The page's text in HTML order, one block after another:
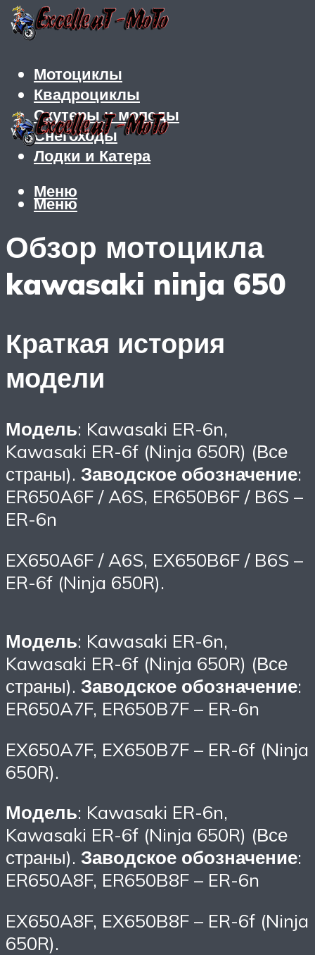
Мотоциклы
Квадроциклы
Скутеры и мопеды
Снегоходы
Лодки и Катера
Меню
Меню
Обзор мотоцикла
kawasaki ninja 650
Краткая история
модели
Модель: Kawasaki ER-6n,
Kawasaki ER-6f (Ninja 650R) (Все
страны). Заводское обозначение:
ER650A6F / A6S, ER650B6F / B6S –
ER-6n
EX650A6F / A6S, EX650B6F / B6S –
ER-6f (Ninja 650R).
Модель: Kawasaki ER-6n,
Kawasaki ER-6f (Ninja 650R) (Все
страны). Заводское обозначение:
ER650A7F, ER650B7F – ER-6n
EX650A7F, EX650B7F – ER-6f (Ninja
650R).
Модель: Kawasaki ER-6n,
Kawasaki ER-6f (Ninja 650R) (Все
страны). Заводское обозначение:
ER650A8F, ER650B8F – ER-6n
EX650A8F, EX650B8F – ER-6f (Ninja
650R).